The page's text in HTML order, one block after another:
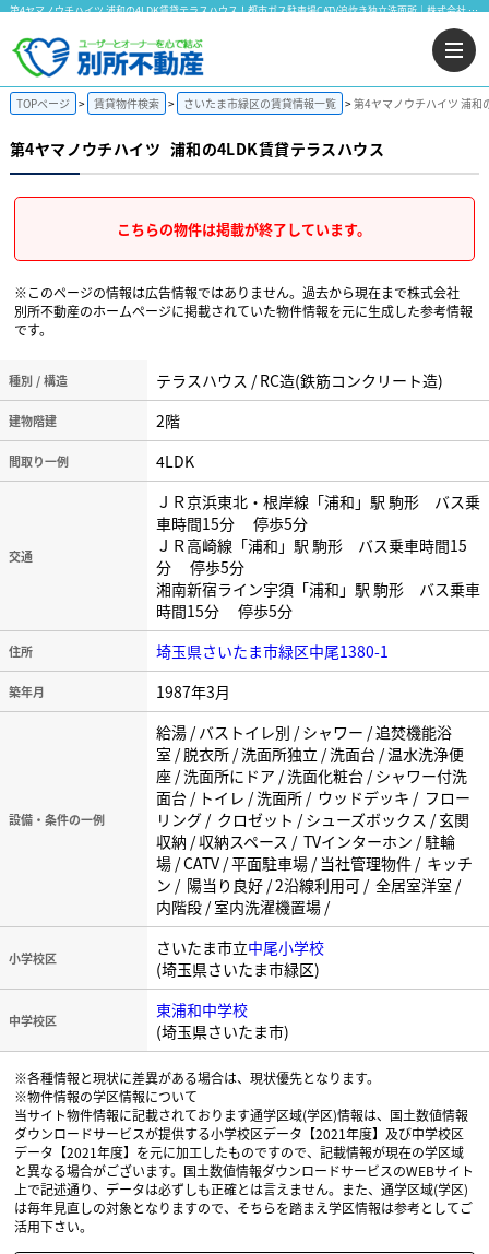
第4ヤマノウチハイツ 浦和の4LDK賃貸テラスハウス！都市ガス駐車場CATV追炊き独立洗面所｜株式会社 別所不動産
TOPページ 賃貸物件検索 さいたま市緑区の賃貸情報一覧 第4ヤマノウチハイツ 浦和
第4ヤマノウチハイツ 浦和の4LDK賃貸テラスハウス
こちらの物件は掲載が終了しています。
※このページの情報は広告情報ではありません。過去から現在まで株式会社
別所不動産のホームぺージに掲載されていた物件情報を元に生成した参考情報
です。
種別 / 構造 テラスハウス / RC造(鉄筋コンクリート造)
建物階建 2階
間取り一例 4LDK
交通
ＪＲ京浜東北・根岸線「浦和」駅 駒形 バス乗
車時間15分 停歩5分
ＪＲ高崎線「浦和」駅 駒形 バス乗車時間15
分 停歩5分
湘南新宿ライン宇須「浦和」駅 駒形 バス乗車
時間15分 停歩5分
住所 埼玉県さいたま市緑区中尾1380-1
築年月 1987年3月
設備・条件の一例
給湯 / バストイレ別 / シャワー / 追焚機能浴
室 / 脱衣所 / 洗面所独立 / 洗面台 / 温水洗浄便
座 / 洗面所にドア / 洗面化粧台 / シャワー付洗
面台 / トイレ / 洗面所 / ウッドデッキ / フロー
リング / クロゼット / シューズボックス / 玄関
収納 / 収納スペース / TVインターホン / 駐輪
場 / CATV / 平面駐車場 / 当社管理物件 / キッチ
ン / 陽当り良好 / 2沿線利用可 / 全居室洋室 /
内階段 / 室内洗濯機置場 /
小学校区 さいたま市立中尾小学校
(埼玉県さいたま市緑区)
中学校区
東浦和中学校
(埼玉県さいたま市)
※各種情報と現状に差異がある場合は、現状優先となります。
※物件情報の学区情報について
当サイト物件情報に記載されております通学区域(学区)情報は、国土数値情報
ダウンロードサービスが提供する小学校区データ【2021年度】及び中学校区
データ【2021年度】を元に加工したものですので、記載情報が現在の学区域
と異なる場合がございます。国土数値情報ダウンロードサービスのWEBサイト
上で記述通り、データは必ずしも正確とは言えません。また、通学区域(学区)
は毎年見直しの対象となりますので、そちらを踏まえ学区情報は参考としてご
活用下さい。